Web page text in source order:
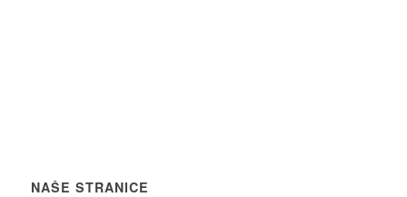
NAŠE STRANICE